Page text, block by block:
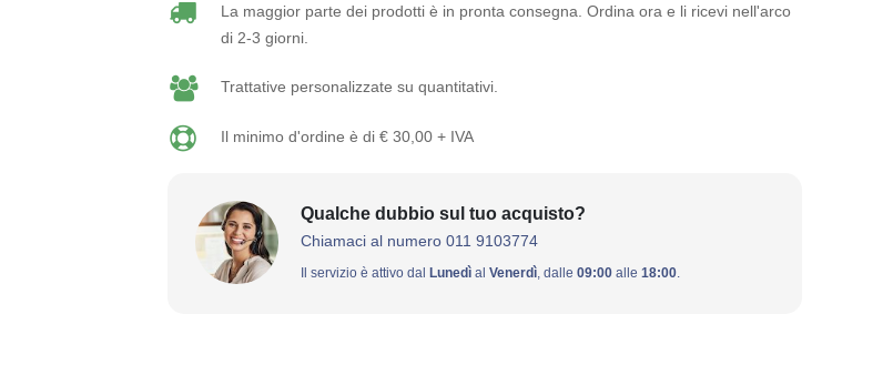
La maggior parte dei prodotti è in pronta consegna. Ordina ora e li ricevi nell'arco
di 2-3 giorni.
Trattative personalizzate su quantitativi.
Il minimo d'ordine è di € 30,00 + IVA
Qualche dubbio sul tuo acquisto?
Chiamaci al numero 011 9103774
Il servizio è attivo dal Lunedìal Venerdì, dalle 09:00alle 18:00.